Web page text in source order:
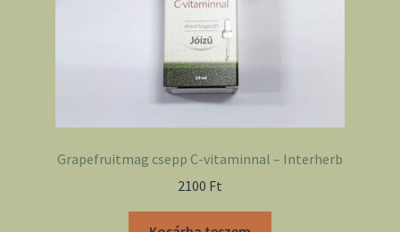
Grapefruitmag csepp C-vitaminnal – Interherb
2100 Ft